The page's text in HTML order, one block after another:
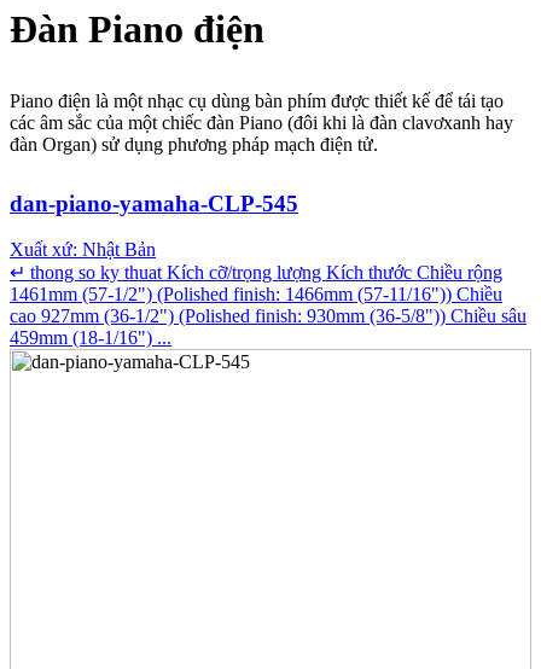
Đàn Piano điện
Piano điện là một nhạc cụ dùng bàn phím được thiết kế để tái tạo
các âm sắc của một chiếc đàn Piano (đôi khi là đàn clavơxanh hay
đàn Organ) sử dụng phương pháp mạch điện tử.
dan-piano-yamaha-CLP-545
Xuất xứ: Nhật Bản
↵ thong so ky thuat Kích cỡ/trọng lượng Kích thước Chiều rộng
1461mm (57-1/2") (Polished finish: 1466mm (57-11/16")) Chiều
cao 927mm (36-1/2") (Polished finish: 930mm (36-5/8")) Chiều sâu
459mm (18-1/16") ...